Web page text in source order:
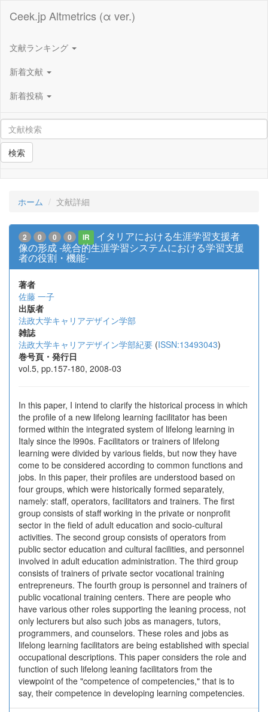
Ceek.jp Altmetrics (α ver.)
文献ランキング
新着文献
新着投稿
検索
ホーム 文献詳細
2 0 0 0 IR
イタリアにおける生涯学習支援者
像の形成 -統合的生涯学習システムにおける学習支援
者の役割・機能-
著者
佐藤 一子
出版者
法政大学キャリアデザイン学部
雑誌
法政大学キャリアデザイン学部紀要 (ISSN:13493043)
巻号頁・発行日
vol.5, pp.157-180, 2008-03
In this paper, I intend to clarify the historical process in which
the profile of a new lifelong learning facilitator has been
formed within the integrated system of lifelong learning in
Italy since the l990s. Facilitators or trainers of lifelong
learning were divided by various fields, but now they have
come to be considered according to common functions and
jobs. In this paper, their profiles are understood based on
four groups, which were historically formed separately,
namely: staff, operators, facilitators and trainers. The first
group consists of staff working in the private or nonprofit
sector in the field of adult education and socio-cultural
activities. The second group consists of operators from
public sector education and cultural facilities, and personnel
involved in adult education administration. The third group
consists of trainers of private sector vocational training
entrepreneurs. The fourth group is personnel and trainers of
public vocational training centers. There are people who
have various other roles supporting the leaning process, not
only lecturers but also such jobs as managers, tutors,
programmers, and counselors. These roles and jobs as
lifelong learning facilitators are being established with special
occupational descriptions. This paper considers the role and
function of such lifelong leaning facilitators from the
viewpoint of the "competence of competencies," that is to
say, their competence in developing learning competencies.